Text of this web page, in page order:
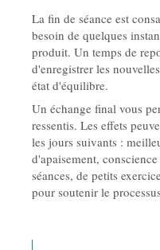
La fin de séance est
besoin de quelques
produit. Un temps de
d'enregistrer les
état d'équilibre.
Un échange final vous
ressentis. Les effets
les jours suivants :
d'apaisement,
séances, de petits
pour soutenir le